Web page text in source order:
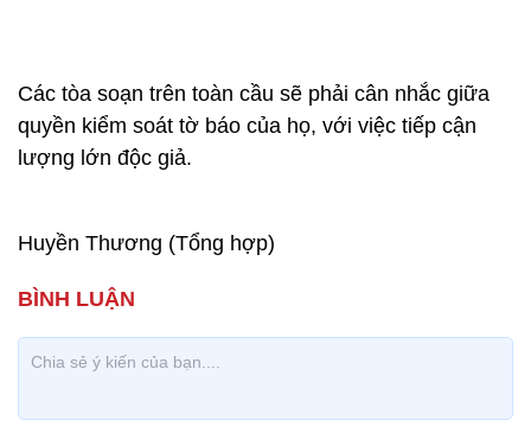
Các tòa soạn trên toàn cầu sẽ phải cân nhắc giữa
quyền kiểm soát tờ báo của họ, với việc tiếp cận
lượng lớn độc giả.
Huyền Thương (Tổng hợp)